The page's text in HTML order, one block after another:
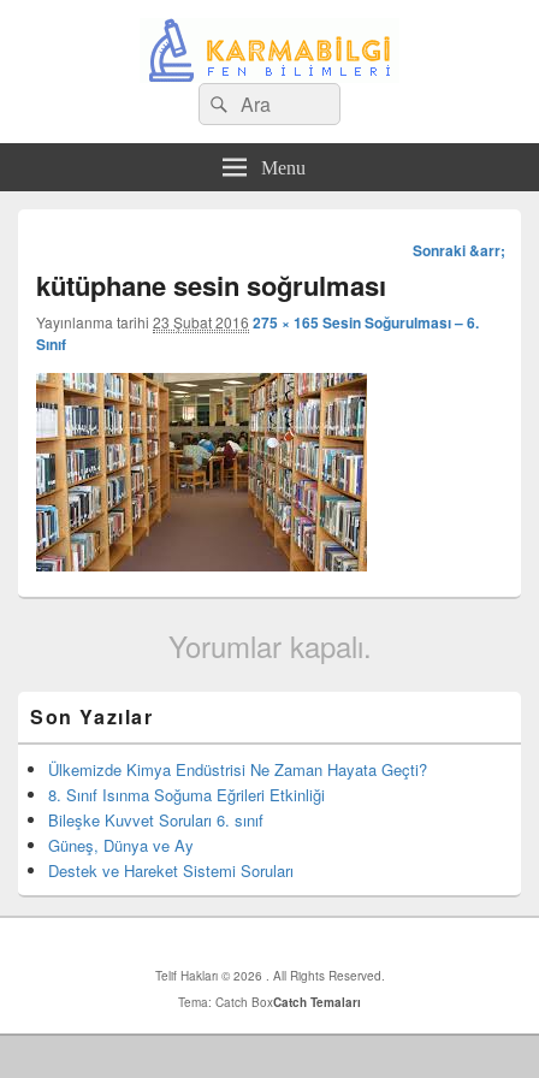
Search
for:
Ara
Menu
Görsel
Sonraki &arr;
kütüphane sesin soğrulması
Yayınlanma tarihi 23 Şubat 2016 275 × 165Sesin Soğurulması – 6.
Sınıf
Yorumlar kapalı.
yan
bar
eklenti
bölgesi
Son Yazılar
Ülkemizde Kimya Endüstrisi Ne Zaman Hayata Geçti?
8. Sınıf Isınma Soğuma Eğrileri Etkinliği
Bileşke Kuvvet Soruları 6. sınıf
Güneş, Dünya ve Ay
Destek ve Hareket Sistemi Soruları
Telif Hakları © 2026 . All Rights Reserved.
Tema: Catch BoxCatch Temaları